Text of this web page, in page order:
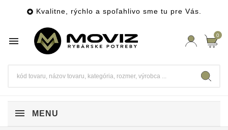
 Kvalitne, rýchlo a spoľahlivo sme tu pre Vás.
 0
MENU